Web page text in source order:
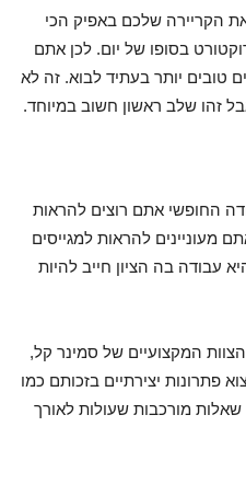
הקריירה שלכם באפיק הכי
בסופו של יום. לכן אתם
טובים יותר בעתיד לבוא. זה לא
זהו שלב ראשון חשוב במיוחד.
החופשי אתם רוצים להראות
מעוניינים להראות למגייסים
עבודה בה הציון חייב להיות
המקצועיים של סמינר קל,
יצירתיים בזכותם כמו
מורכבות שעולות לאורך